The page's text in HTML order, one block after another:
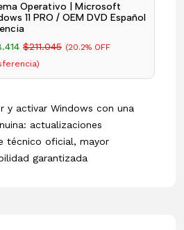
Operativo | Microsoft
11 PRO / OEM DVD Español
$211.045 (20.2% OFF
y activar Windows con una
actualizaciones
técnico oficial, mayor
garantizada